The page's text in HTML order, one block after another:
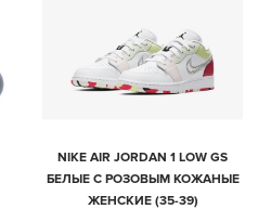
NIKE AIR JORDAN 1 LOW GS
БЕЛЫЕ С РОЗОВЫМ КОЖАНЫЕ
ЖЕНСКИЕ (35-39)